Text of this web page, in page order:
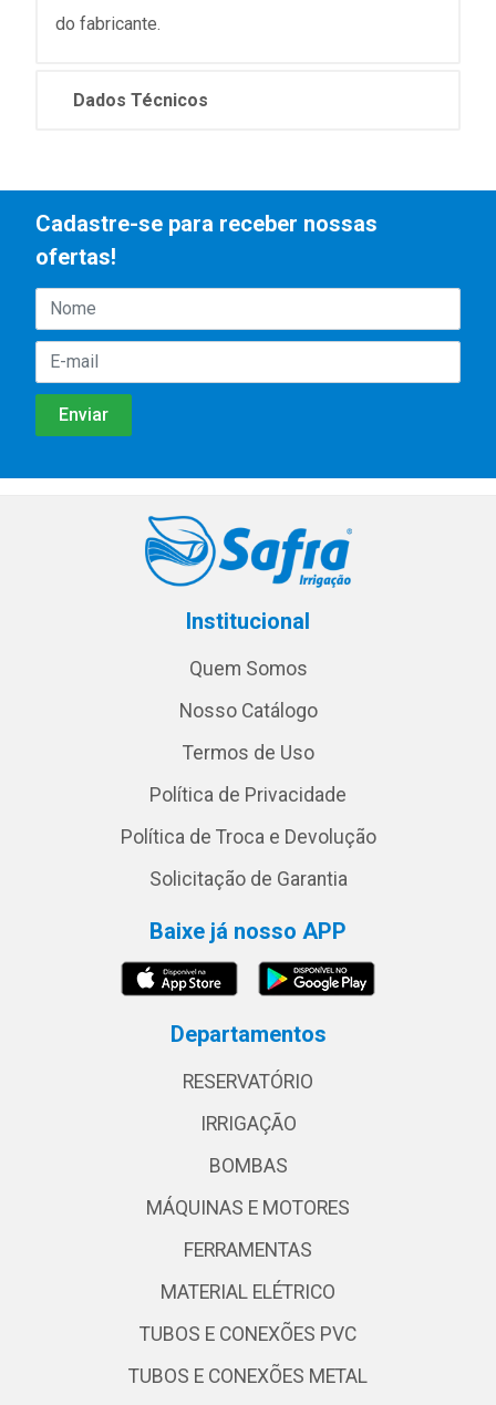
do fabricante.
Dados Técnicos
Cadastre-se para receber nossas
ofertas!
Institucional
Quem Somos
Nosso Catálogo
Termos de Uso
Política de Privacidade
Política de Troca e Devolução
Solicitação de Garantia
Baixe já nosso APP
Departamentos
RESERVATÓRIO
IRRIGAÇÃO
BOMBAS
MÁQUINAS E MOTORES
FERRAMENTAS
MATERIAL ELÉTRICO
TUBOS E CONEXÕES PVC
TUBOS E CONEXÕES METAL